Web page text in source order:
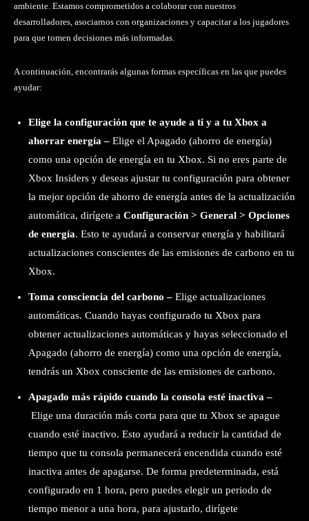
ambiente. Estamos comprometidos a colaborar con nuestros
desarrolladores, asociarnos con organizaciones y capacitar a los jugadores
para que tomen decisiones más informadas.
A continuación, encontrarás algunas formas específicas en las que puedes
ayudar:
Elige la configuración que te ayude a ti y a tu Xbox a
ahorrar energía – Elige el Apagado (ahorro de energía)
como una opción de energía en tu Xbox. Si no eres parte de
Xbox Insiders y deseas ajustar tu configuración para obtener
la mejor opción de ahorro de energía antes de la actualización
automática, dirígete a Configuración > General > Opciones
de energía. Esto te ayudará a conservar energía y habilitará
actualizaciones conscientes de las emisiones de carbono en tu
Xbox.
Toma consciencia del carbono – Elige actualizaciones
automáticas. Cuando hayas configurado tu Xbox para
obtener actualizaciones automáticas y hayas seleccionado el
Apagado (ahorro de energía) como una opción de energía,
tendrás un Xbox consciente de las emisiones de carbono.
Apagado más rápido cuando la consola esté inactiva –
Elige una duración más corta para que tu Xbox se apague
cuando esté inactivo. Esto ayudará a reducir la cantidad de
tiempo que tu consola permanecerá encendida cuando esté
inactiva antes de apagarse. De forma predeterminada, está
configurado en 1 hora, pero puedes elegir un periodo de
tiempo menor a una hora, para ajustarlo, dirígete